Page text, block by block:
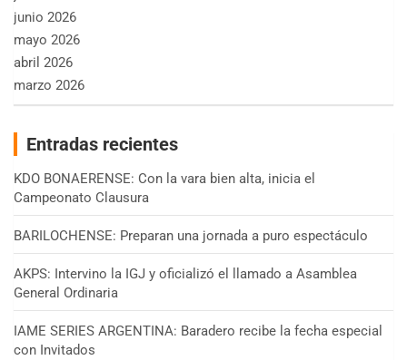
junio 2026
mayo 2026
abril 2026
marzo 2026
Entradas recientes
KDO BONAERENSE: Con la vara bien alta, inicia el
Campeonato Clausura
BARILOCHENSE: Preparan una jornada a puro espectáculo
AKPS: Intervino la IGJ y oficializó el llamado a Asamblea
General Ordinaria
IAME SERIES ARGENTINA: Baradero recibe la fecha especial
con Invitados